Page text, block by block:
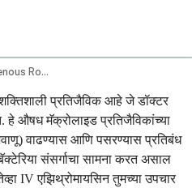
Azithromycin Intravenous Route
प्रतिजैविक आहे जे डॉक्टर
हे औषध मॅक्रोलाइड प्रतिजैविकांच्या
वाढण्यास आणि पसरण्यास प्रतिबंध
संसर्गाचा सामना करत असाल
IV एझिथ्रोमायसिन तुमच्या उपचार